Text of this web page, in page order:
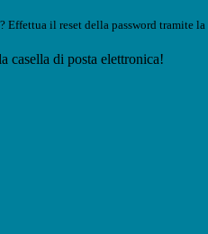
Effettua il reset della password tramite la
casella di posta elettronica!